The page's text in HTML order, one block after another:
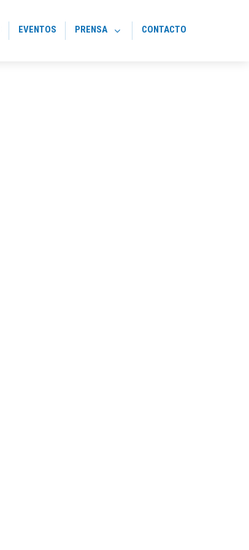
EVENTOS PRENSA CONTACTO